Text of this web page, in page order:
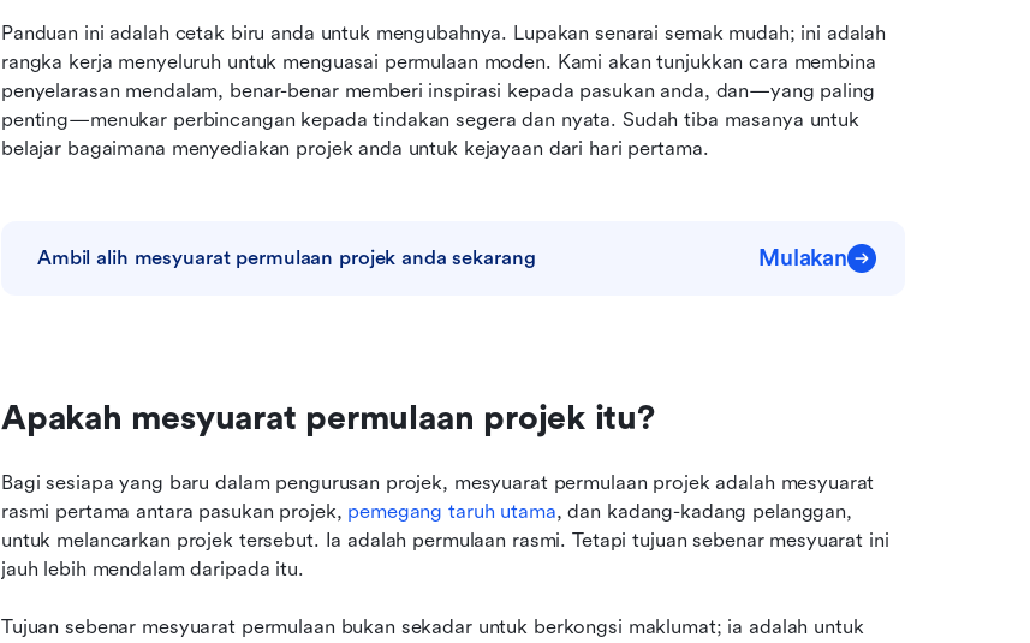
Panduan ini adalah cetak biru anda untuk mengubahnya. Lupakan senarai semak mudah; ini adalah
rangka kerja menyeluruh untuk menguasai permulaan moden. Kami akan tunjukkan cara membina
penyelarasan mendalam, benar-benar memberi inspirasi kepada pasukan anda, dan—yang paling
penting—menukar perbincangan kepada tindakan segera dan nyata. Sudah tiba masanya untuk
belajar bagaimana menyediakan projek anda untuk kejayaan dari hari pertama.
Ambil alih mesyuarat permulaan projek anda sekarang Mulakan
Apakah mesyuarat permulaan projek itu?
Bagi sesiapa yang baru dalam pengurusan projek, mesyuarat permulaan projek adalah mesyuarat
rasmi pertama antara pasukan projek, pemegang taruh utama, dan kadang-kadang pelanggan,
untuk melancarkan projek tersebut. Ia adalah permulaan rasmi. Tetapi tujuan sebenar mesyuarat ini
jauh lebih mendalam daripada itu.
Tujuan sebenar mesyuarat permulaan bukan sekadar untuk berkongsi maklumat; ia adalah untuk